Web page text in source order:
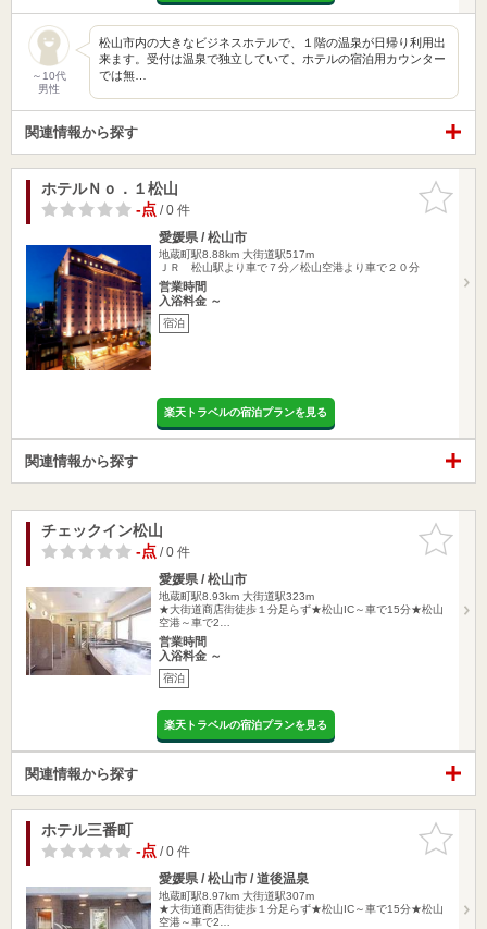
～10代
男性
松山市内の大きなビジネスホテルで、１階の温泉が日帰り利用出
来ます。受付は温泉で独立していて、ホテルの宿泊用カウンター
では無…
関連情報から探す
お気に入
りに追加
ホテルＮｏ．１松山
-点/ 0 件
愛媛県 / 松山市
地蔵町駅8.88km 大街道駅517m
ＪＲ 松山駅より車で７分／松山空港より車で２０分
営業時間
入浴料金 ～
宿泊
楽天トラベルの宿泊プランを見る
関連情報から探す
お気に入
りに追加
チェックイン松山
-点/ 0 件
愛媛県 / 松山市
地蔵町駅8.93km 大街道駅323m
★大街道商店街徒歩１分足らず★松山IC～車で15分★松山
空港～車で2…
営業時間
入浴料金 ～
宿泊
楽天トラベルの宿泊プランを見る
関連情報から探す
お気に入
りに追加
ホテル三番町
-点/ 0 件
愛媛県 / 松山市 / 道後温泉
地蔵町駅8.97km 大街道駅307m
★大街道商店街徒歩１分足らず★松山IC～車で15分★松山
空港～車で2…